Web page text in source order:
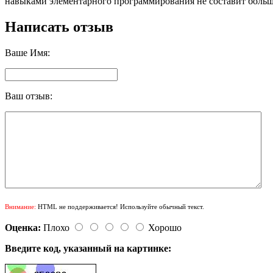
Написать отзыв
Ваше Имя:
Ваш отзыв:
Внимание: HTML не поддерживается! Используйте обычный текст.
Оценка: Плохо
Хорошо
Введите код, указанный на картинке: